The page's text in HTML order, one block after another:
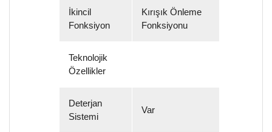
İkincil
Fonksiyon
Kırışık Önleme
Fonksiyonu
Teknolojik
Özellikler
Deterjan
Sistemi
Var